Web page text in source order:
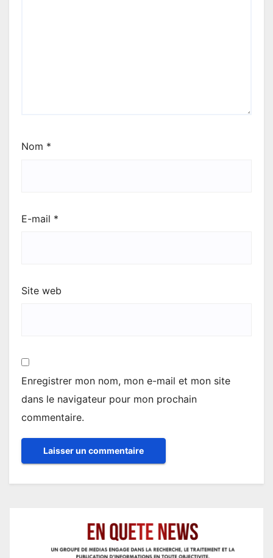
Nom *
E-mail *
Site web
Enregistrer mon nom, mon e-mail et mon site
dans le navigateur pour mon prochain
commentaire.